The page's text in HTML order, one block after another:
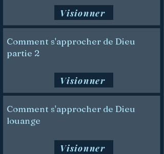
Visionner
Comment s'approcher de Dieu
partie 2
Visionner
Comment s'approcher de Dieu
louange
Visionner